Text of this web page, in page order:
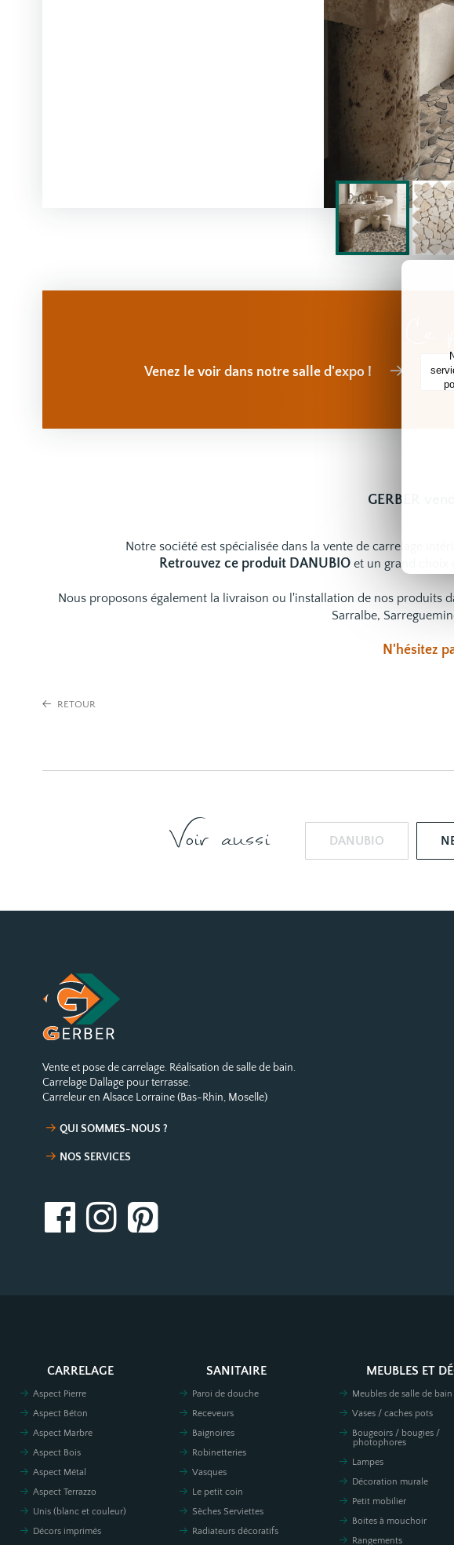
Venez le voir dans notre salle d'expo !
GERBER
Notre société est spécialisée dans la vente de carrelage
Retrouvez ce produit DANUBIO et un grand choix
Nous proposons également la livraison ou l'installation de nos produits
Sarralbe,
N'hésitez
RETOUR
Voir aussi DANUBIO
Vente et pose de carrelage. Réalisation de salle de bain.
Carrelage Dallage pour terrasse.
Carreleur en Alsace Lorraine (Bas-Rhin, Moselle)
QUI SOMMES-NOUS ?
NOS SERVICES
CARRELAGE
Aspect Pierre
Aspect Béton
Aspect Marbre
Aspect Bois
Aspect Métal
Aspect Terrazzo
Unis (blanc et couleur)
Décors imprimés
SANITAIRE
Paroi de douche
Receveurs
Baignoires
Robinetteries
Vasques
Le petit coin
Sèches Serviettes
Radiateurs décoratifs
MEUBLES ET
Meubles de salle de bain
Vases / caches pots
Bougeoirs / bougies /
photophores
Lampes
Décoration murale
Petit mobilier
Boites à mouchoir
Rangements